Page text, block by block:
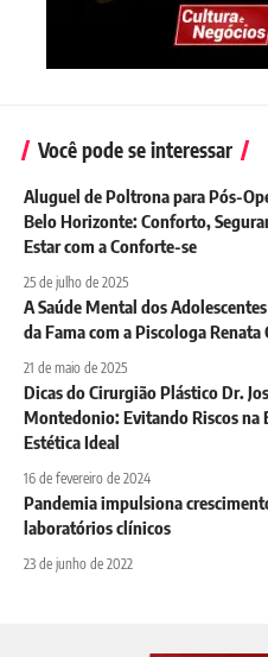
Você pode se interessar
Aluguel de Poltrona para Pós-
Belo Horizonte: Conforto,
Estar com a Conforte-se
25 de julho de 2025
A Saúde Mental dos
da Fama com a Piscologa Renata
21 de maio de 2025
Dicas do Cirurgião Plástico Dr.
Montedonio: Evitando Riscos na
Estética Ideal
16 de fevereiro de 2024
Pandemia impulsiona
laboratórios clínicos
23 de junho de 2022